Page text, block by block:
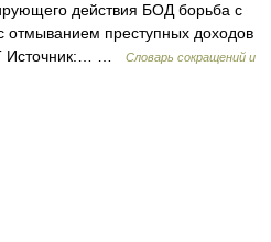
действия БОД борьба с
отмыванием преступных доходов
Источник:… …
Словарь сокращений и